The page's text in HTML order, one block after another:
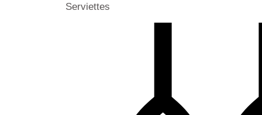
Serviettes